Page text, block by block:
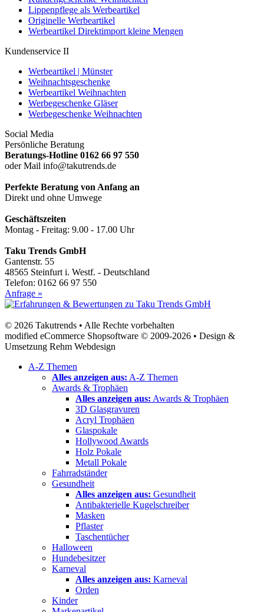
Lippenpflege als Werbeartikel
Originelle Werbeartikel
Werbeartikel Direktimport kleine Mengen
Kundenservice II
Werbeartikel | Münster
Weihnachtsgeschenke
Werbeartikel Weihnachten
Werbegeschenke Gläser
Werbegeschenke Weihnachten
Social Media
Persönliche Beratung
Beratungs-Hotline 0162 66 97 550
oder Mail info@takutrends.de
Perfekte Beratung von Anfang an
Direkt und ohne Umwege
Geschäftszeiten
Montag - Freitag: 9.00 - 17.00 Uhr
Taku Trends GmbH
Gantenstr. 55
48565 Steinfurt i. Westf. - Deutschland
Telefon: 0162 66 97 550
Anfrage »
© 2026 Takutrends • Alle Rechte vorbehalten
modified eCommerce Shopsoftware © 2009-2026 • Design &
Umsetzung Rehm Webdesign
A-Z Themen
Alles anzeigen aus: A-Z Themen
Awards & Trophäen
Alles anzeigen aus: Awards & Trophäen
3D Glasgravuren
Acryl Trophäen
Glaspokale
Hollywood Awards
Holz Pokale
Metall Pokale
Fahrradständer
Gesundheit
Alles anzeigen aus: Gesundheit
Antibakterielle Kugelschreiber
Masken
Pflaster
Taschentücher
Halloween
Hundebesitzer
Karneval
Alles anzeigen aus: Karneval
Orden
Kinder